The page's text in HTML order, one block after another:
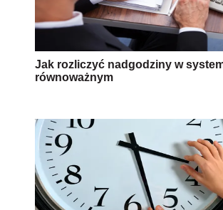
Jak rozliczyć nadgodziny w
równoważnym